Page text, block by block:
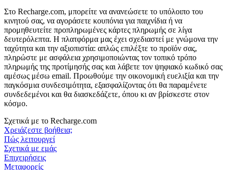
Στο Recharge.com, μπορείτε να ανανεώσετε το υπόλοιπο του
κινητού σας, να αγοράσετε κουπόνια για παιχνίδια ή να
προμηθευτείτε προπληρωμένες κάρτες πληρωμής σε λίγα
δευτερόλεπτα. Η πλατφόρμα μας έχει σχεδιαστεί με γνώμονα την
ταχύτητα και την αξιοπιστία: απλώς επιλέξτε το προϊόν σας,
πληρώστε με ασφάλεια χρησιμοποιώντας τον τοπικό τρόπο
πληρωμής της προτίμησής σας και λάβετε τον ψηφιακό κωδικό σας
αμέσως μέσω email. Προωθούμε την οικονομική ευελιξία και την
παγκόσμια συνδεσιμότητα, εξασφαλίζοντας ότι θα παραμένετε
συνδεδεμένοι και θα διασκεδάζετε, όπου κι αν βρίσκεστε στον
κόσμο.
Σχετικά με το Recharge.com
Χρειάζεστε βοήθεια;
Πώς λειτουργεί
Σχετικά με εμάς
Επιχειρήσεις
Μεταφορείς